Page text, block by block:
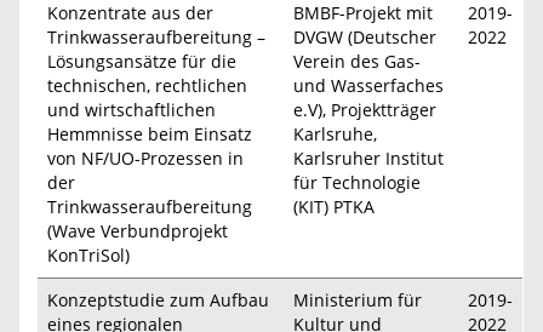
Konzentrate aus der
Trinkwasseraufbereitung –
Lösungsansätze für die
technischen, rechtlichen
und wirtschaftlichen
Hemmnisse beim Einsatz
von NF/UO-Prozessen in
der
Trinkwasseraufbereitung
(Wave Verbundprojekt
KonTriSol)
BMBF-Projekt mit
DVGW (Deutscher
Verein des Gas-
und Wasserfaches
e.V), Projektträger
Karlsruhe,
Karlsruher Institut
für Technologie
(KIT) PTKA
2019-
2022
Konzeptstudie zum Aufbau
eines regionalen
Ministerium für
Kultur und
2019-
2022